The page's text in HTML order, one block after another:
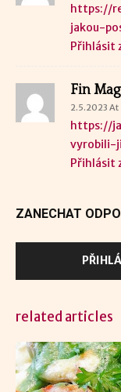
https://
jakou-
Přihlásit
Fin Mag
2.5.2023 At
https://
vyrobili-
Přihlásit
ZANECHAT
related articles